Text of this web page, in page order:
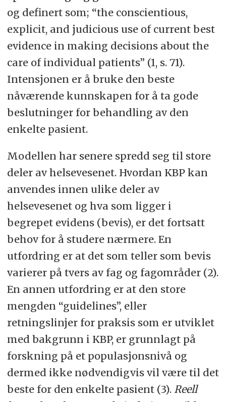
og definert som; “the conscientious,
explicit, and judicious use of current best
evidence in making decisions about the
care of individual patients” (1, s. 71).
Intensjonen er å bruke den beste
nåværende kunnskapen for å ta gode
beslutninger for behandling av den
enkelte pasient.
Modellen har senere spredd seg til store
deler av helsevesenet. Hvordan KBP kan
anvendes innen ulike deler av
helsevesenet og hva som ligger i
begrepet evidens (bevis), er det fortsatt
behov for å studere nærmere. En
utfordring er at det som teller som bevis
varierer på tvers av fag og fagområder (2).
En annen utfordring er at den store
mengden “guidelines”, eller
retningslinjer for praksis som er utviklet
med bakgrunn i KBP, er grunnlagt på
forskning på et populasjonsnivå og
dermed ikke nødvendigvis vil være til det
beste for den enkelte pasient (3). Reell